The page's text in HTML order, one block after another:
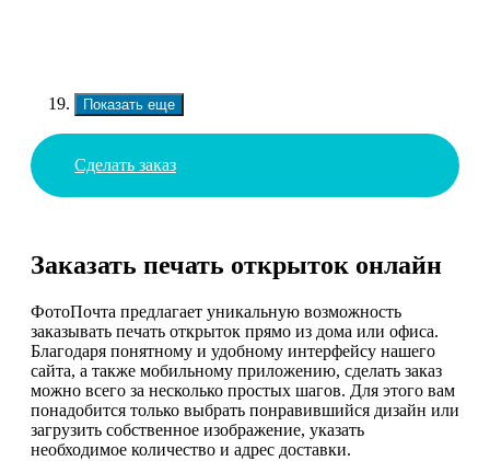
Показать еще
Сделать заказ
Заказать печать открыток онлайн
ФотоПочта предлагает уникальную возможность
заказывать печать открыток прямо из дома или офиса.
Благодаря понятному и удобному интерфейсу нашего
сайта, а также мобильному приложению, сделать заказ
можно всего за несколько простых шагов. Для этого вам
понадобится только выбрать понравившийся дизайн или
загрузить собственное изображение, указать
необходимое количество и адрес доставки.